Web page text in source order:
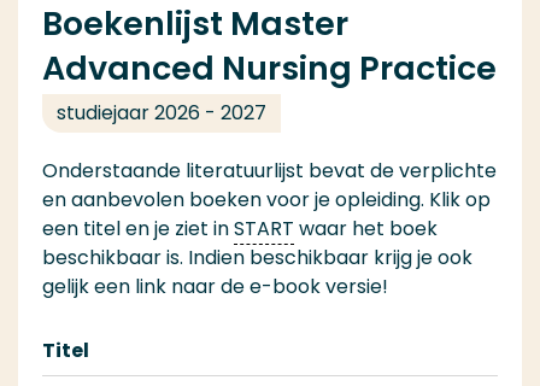
Boekenlijst Master
Advanced Nursing Practice
studiejaar 2026 - 2027
Onderstaande literatuurlijst bevat de verplichte
en aanbevolen boeken voor je opleiding. Klik op
een titel en je ziet inSTART waar het boek
beschikbaar is. Indien beschikbaar krijg je ook
gelijk een link naar de e-book versie!
Titel